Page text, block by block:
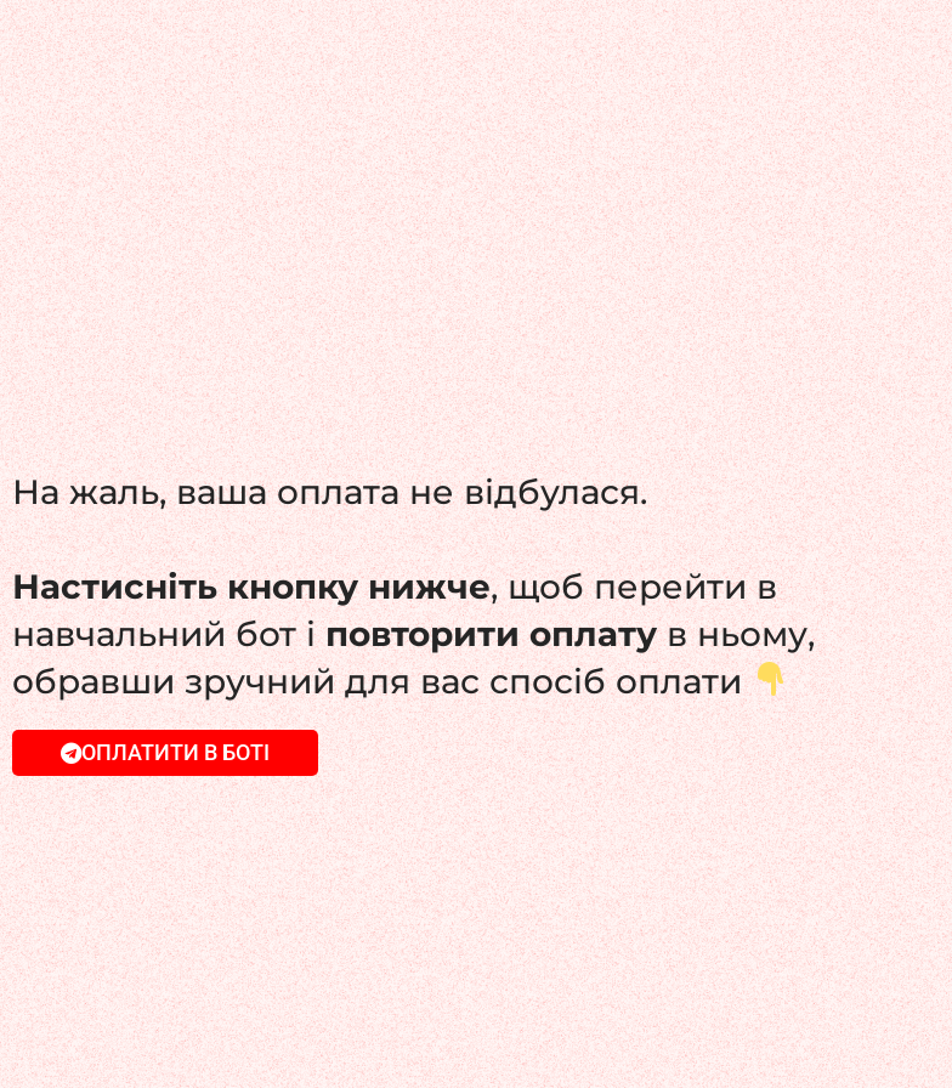
На жаль, ваша оплата не відбулася.
Настисніть кнопку нижче, щоб перейти в
навчальний бот іповторити оплатув ньому,
обравши зручний для вас спосіб оплати
ОПЛАТИТИ В БОТІ